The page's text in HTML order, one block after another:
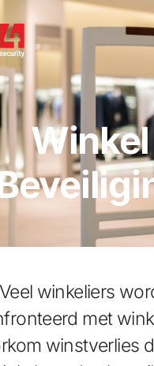
Winkel
Veel winkeliers
met
winstverlies